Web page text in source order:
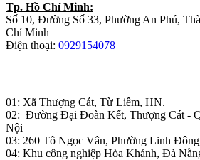
Tp. Hồ Chí Minh:
Số 10, Đường Số 33, Phường An Phú,
Chí Minh
Điện thoại: 0929154078
01: Xã Thượng Cát, Từ Liêm, HN.
02: Đường Đại Đoàn Kết, Thượng Cát -
Nội
03: 260 Tô Ngọc Vân, Phường Linh
04: Khu công nghiệp Hòa Khánh, Đà